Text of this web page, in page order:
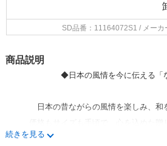
SD品番：11164072S1 / メーカ
商品説明
◆日本の風情を今に伝える「な
日本の昔ながらの風情を楽しみ、和を
す。
続きを見る